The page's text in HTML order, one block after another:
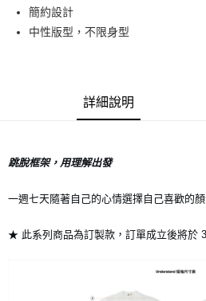
Google Pay
每筆NT$80，滿NT$10,000(含以上)免
每筆NT$80，滿NT$10,000(含以上)免
每筆NT$80，滿NT$10,000(含以上)免
付款後7-11取貨
簡約設計
中性版型，不限身型
詳細說明
跳脫框架，用理解出發
一週七天隨著自己的心情選擇自己喜歡的顏
★ 此系列商品為訂製款，訂單成立後將於